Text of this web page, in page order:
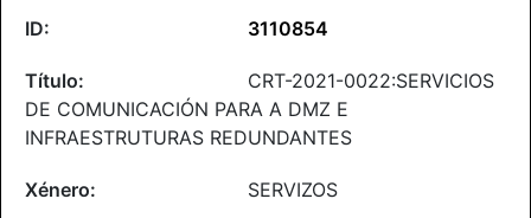
3110854
CRT-2021-0022:SERVICIOS
DE COMUNICACIÓN PARA A DMZ E
INFRAESTRUTURAS REDUNDANTES
SERVIZOS